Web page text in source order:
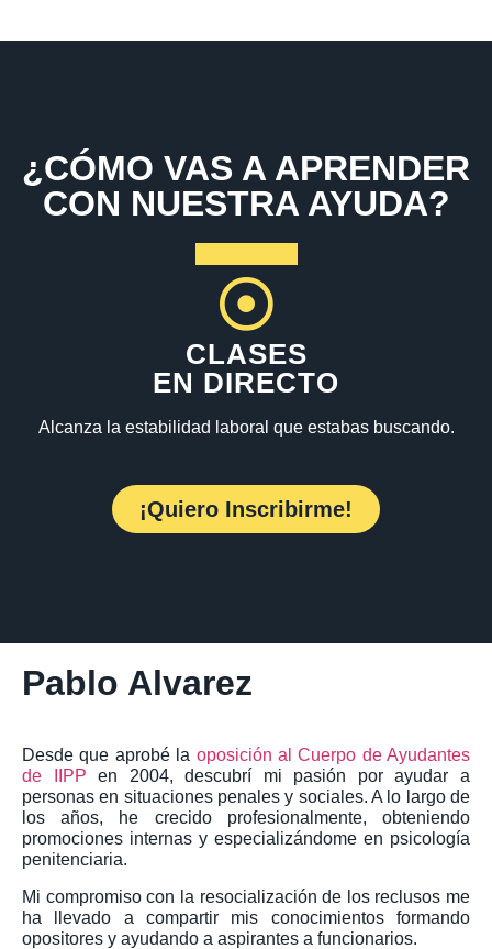
¿CÓMO VAS A APRENDER
CON NUESTRA AYUDA?
CLASES
EN DIRECTO
Alcanza la estabilidad laboral que estabas buscando.
¡Quiero Inscribirme!
Pablo Alvarez
Desde que aprobé la oposición al Cuerpo de Ayudantes
de IIPP en 2004, descubrí mi pasión por ayudar a
personas en situaciones penales y sociales. A lo largo de
los años, he crecido profesionalmente, obteniendo
promociones internas y especializándome en psicología
penitenciaria.
Mi compromiso con la resocialización de los reclusos me
ha llevado a compartir mis conocimientos formando
opositores y ayudando a aspirantes a funcionarios.